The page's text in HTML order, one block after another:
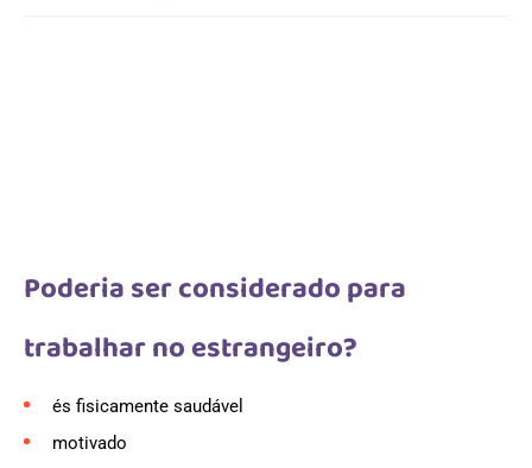
Poderia ser considerado para
trabalhar no estrangeiro?
és fisicamente saudável
motivado